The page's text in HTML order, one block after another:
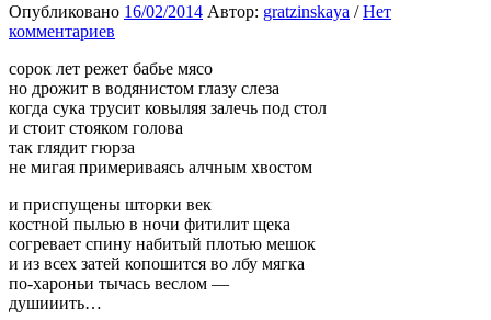
Опубликовано 16/02/2014 Автор: gratzinskaya /Нет
комментариев
сорок лет режет бабье мясо
но дрожит в водянистом глазу слеза
когда сука трусит ковыляя залечь под стол
и стоит стояком голова
так глядит гюрза
не мигая примериваясь алчным хвостом
и приспущены шторки век
костной пылью в ночи фитилит щека
согревает спину набитый плотью мешок
и из всех затей копошится во лбу мягка
по-хароньи тычась веслом —
душииить…